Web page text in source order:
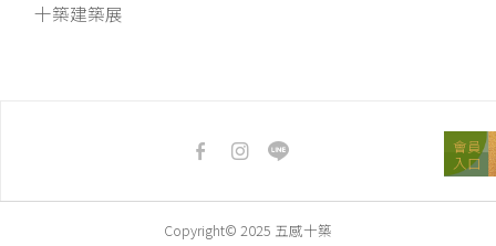
會員
入口
十築建築展
Copyright© 2025 五感十築